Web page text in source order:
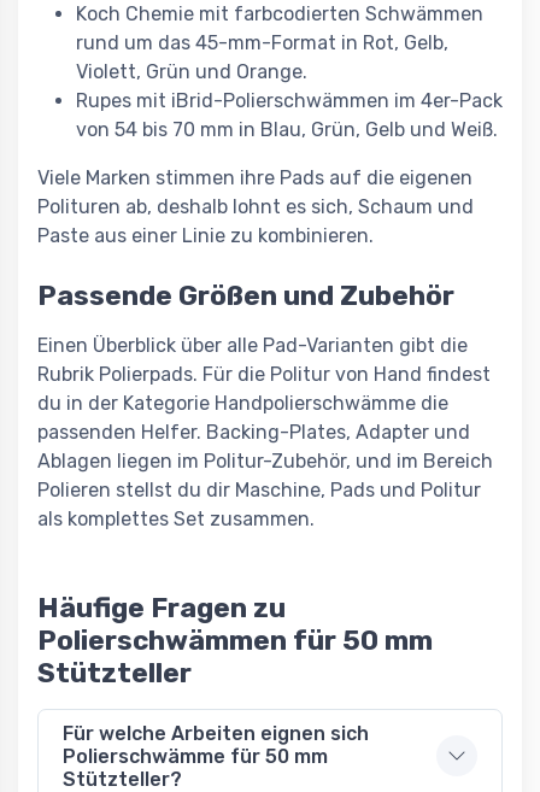
Koch Chemie mit farbcodierten Schwämmen
rund um das 45-mm-Format in Rot, Gelb,
Violett, Grün und Orange.
Rupes mit iBrid-Polierschwämmen im 4er-Pack
von 54 bis 70 mm in Blau, Grün, Gelb und Weiß.
Viele Marken stimmen ihre Pads auf die eigenen
Polituren ab, deshalb lohnt es sich, Schaum und
Paste aus einer Linie zu kombinieren.
Passende Größen und Zubehör
Einen Überblick über alle Pad-Varianten gibt die
Rubrik Polierpads. Für die Politur von Hand findest
du in der Kategorie Handpolierschwämme die
passenden Helfer. Backing-Plates, Adapter und
Ablagen liegen im Politur-Zubehör, und im Bereich
Polieren stellst du dir Maschine, Pads und Politur
als komplettes Set zusammen.
Häufige Fragen zu
Polierschwämmen für 50 mm
Stützteller
Für welche Arbeiten eignen sich
Polierschwämme für 50 mm
Stützteller?